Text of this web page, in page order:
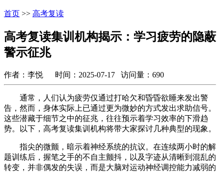
首页 >> 高考复读
高考复读集训机构揭示：学习疲劳的隐蔽
警示征兆
作者：李悦 时间：2025-07-17 访问量：690
通常，人们认为疲劳仅通过打哈欠和昏昏欲睡来发出警
告，然而，身体实际上已通过更为微妙的方式发出求助信号。
这些潜藏于细节之中的征兆，往往预示着学习效率的下滑趋
势。以下，高考复读集训机构将带大家探讨几种典型的现象。
指尖的微颤，暗示着神经系统的抗议。在连续两小时的解
题训练后，握笔之手的不自主颤抖，以及字迹从清晰到混乱的
转变，并非偶发的失误，而是大脑对运动神经调控能力减弱的